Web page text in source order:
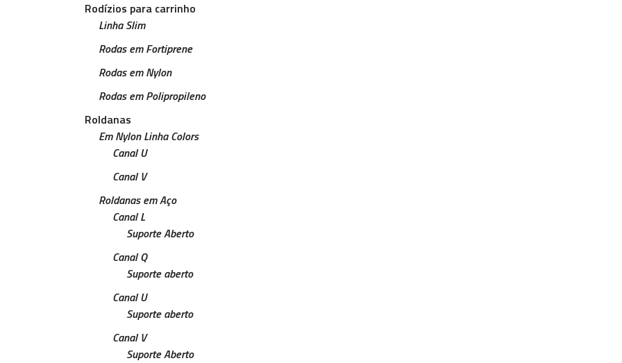
Rodízios para carrinho
Linha Slim
Rodas em Fortiprene
Rodas em Nylon
Rodas em Polipropileno
Roldanas
Em Nylon Linha Colors
Canal U
Canal V
Roldanas em Aço
Canal L
Suporte Aberto
Canal Q
Suporte aberto
Canal U
Suporte aberto
Canal V
Suporte Aberto